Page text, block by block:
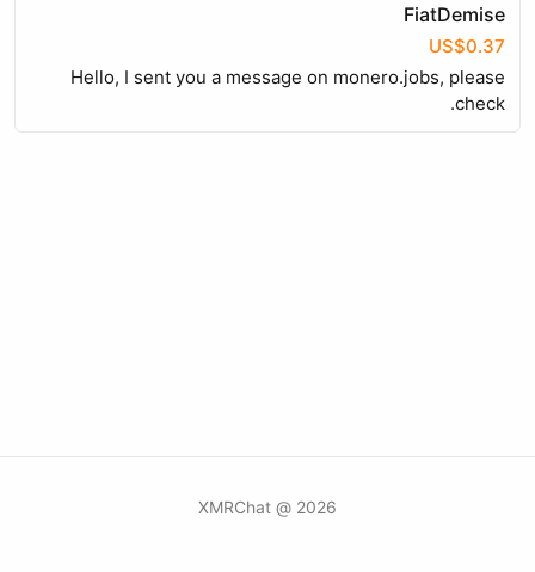
FiatDemise
US$0.37
Hello, I sent you a message on monero.jobs, please
check.
2026 @ XMRChat